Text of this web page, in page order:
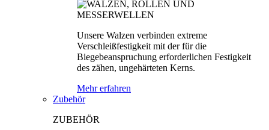
Unsere Walzen verbinden extreme
Verschleißfestigkeit mit der für die
Biegebeanspruchung erforderlichen Festigkeit
des zähen, ungehärteten Kerns.
Mehr erfahren
Zubehör
ZUBEHÖR